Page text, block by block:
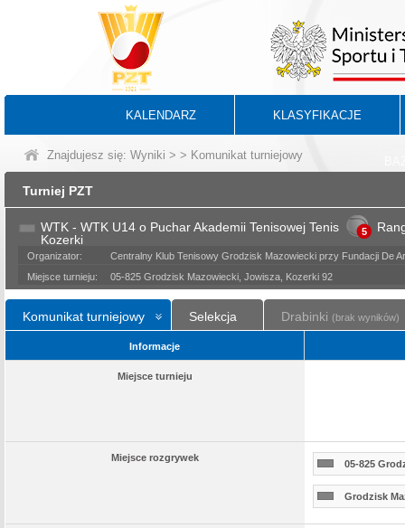
KALENDARZ KLASYFIKACJE
Znajdujesz się: Wyniki > > Komunikat turniejowy
Turniej PZT
WTK - WTK U14 o Puchar Akademii Tenisowej Tenis
Kozerki
5
Organizator:
Centralny Klub Tenisowy Grodzisk Mazowiecki przy Fundacji De
Miejsce turnieju:
05-825 Grodzisk Mazowiecki, Jowisza, Kozerki 92
Komunikat turniejowy Selekcja Drabinki (brak wyników)
Informacje
Miejsce turnieju
Miejsce rozgrywek
05-825
Grodzisk